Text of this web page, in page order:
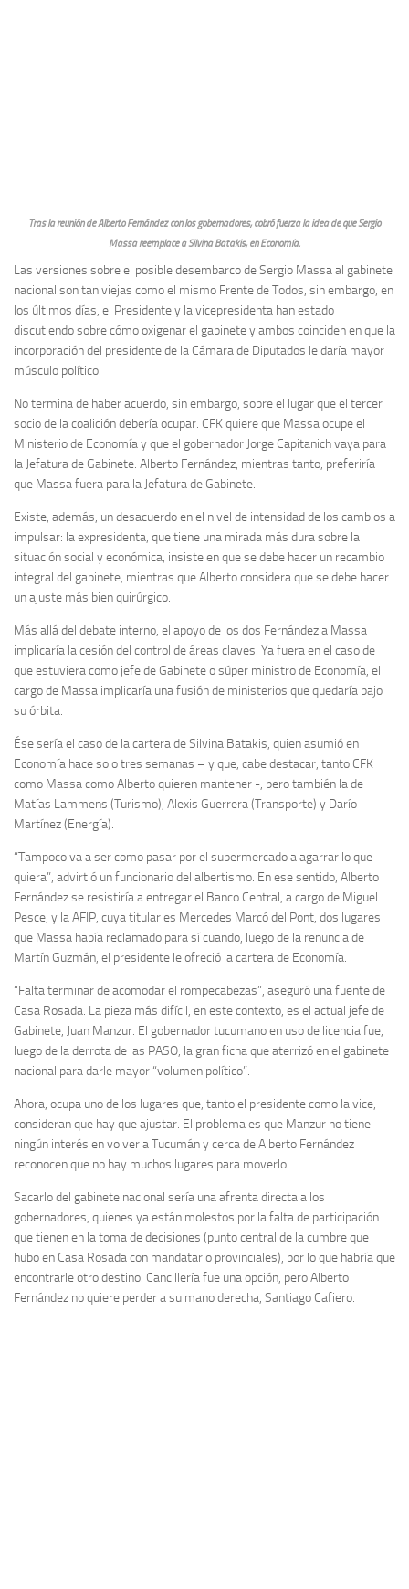
Tras la reunión de Alberto Fernández con los gobernadores, cobró fuerza la idea de que Sergio
Massa reemplace a Silvina Batakis, en Economía.
Las versiones sobre el posible desembarco de Sergio Massa al gabinete
nacional son tan viejas como el mismo Frente de Todos, sin embargo, en
los últimos días, el Presidente y la vicepresidenta han estado
discutiendo sobre cómo oxigenar el gabinete y ambos coinciden en que la
incorporación del presidente de la Cámara de Diputados le daría mayor
músculo político.
No termina de haber acuerdo, sin embargo, sobre el lugar que el tercer
socio de la coalición debería ocupar. CFK quiere que Massa ocupe el
Ministerio de Economía y que el gobernador Jorge Capitanich vaya para
la Jefatura de Gabinete. Alberto Fernández, mientras tanto, preferiría
que Massa fuera para la Jefatura de Gabinete.
Existe, además, un desacuerdo en el nivel de intensidad de los cambios a
impulsar: la expresidenta, que tiene una mirada más dura sobre la
situación social y económica, insiste en que se debe hacer un recambio
integral del gabinete, mientras que Alberto considera que se debe hacer
un ajuste más bien quirúrgico.
Más allá del debate interno, el apoyo de los dos Fernández a Massa
implicaría la cesión del control de áreas claves. Ya fuera en el caso de
que estuviera como jefe de Gabinete o súper ministro de Economía, el
cargo de Massa implicaría una fusión de ministerios que quedaría bajo
su órbita.
Ése sería el caso de la cartera de Silvina Batakis, quien asumió en
Economía hace solo tres semanas – y que, cabe destacar, tanto CFK
como Massa como Alberto quieren mantener -, pero también la de
Matías Lammens (Turismo), Alexis Guerrera (Transporte) y Darío
Martínez (Energía).
“Tampoco va a ser como pasar por el supermercado a agarrar lo que
quiera”, advirtió un funcionario del albertismo. En ese sentido, Alberto
Fernández se resistiría a entregar el Banco Central, a cargo de Miguel
Pesce, y la AFIP, cuya titular es Mercedes Marcó del Pont, dos lugares
que Massa había reclamado para sí cuando, luego de la renuncia de
Martín Guzmán, el presidente le ofreció la cartera de Economía.
“Falta terminar de acomodar el rompecabezas”, aseguró una fuente de
Casa Rosada. La pieza más difícil, en este contexto, es el actual jefe de
Gabinete, Juan Manzur. El gobernador tucumano en uso de licencia fue,
luego de la derrota de las PASO, la gran ficha que aterrizó en el gabinete
nacional para darle mayor “volumen político”.
Ahora, ocupa uno de los lugares que, tanto el presidente como la vice,
consideran que hay que ajustar. El problema es que Manzur no tiene
ningún interés en volver a Tucumán y cerca de Alberto Fernández
reconocen que no hay muchos lugares para moverlo.
Sacarlo del gabinete nacional sería una afrenta directa a los
gobernadores, quienes ya están molestos por la falta de participación
que tienen en la toma de decisiones (punto central de la cumbre que
hubo en Casa Rosada con mandatario provinciales), por lo que habría que
encontrarle otro destino. Cancillería fue una opción, pero Alberto
Fernández no quiere perder a su mano derecha, Santiago Cafiero.